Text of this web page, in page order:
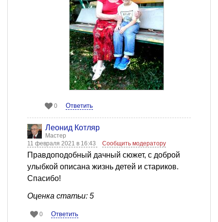
0 Ответить
Леонид Котляр
Мастер
11 февраля 2021 в 16:43
Сообщить модератору
Правдоподобный дачный сюжет, с доброй
улыбкой описана жизнь детей и стариков.
Спасибо!
Оценка статьи: 5
0 Ответить